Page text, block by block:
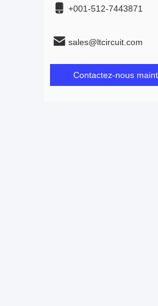
+001-512-7443871
sales@ltcircuit.com
Contactez-nous